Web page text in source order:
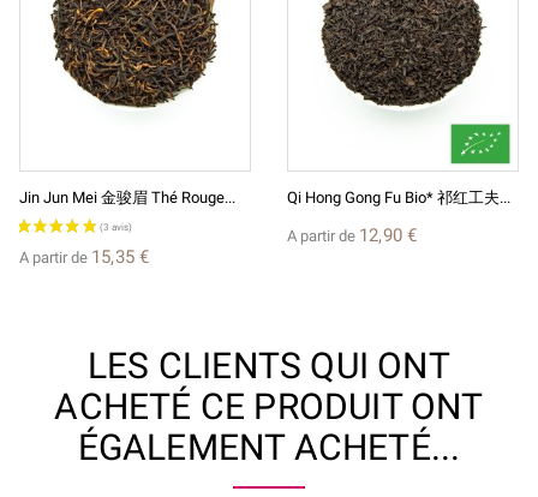
Jin Jun Mei 金骏眉 Thé Rouge...
A partir de 15,35 €
Qi Hong Gong Fu Bio* 祁红工夫...
A partir de 12,90 €
LES CLIENTS QUI ONT
ACHETÉ CE PRODUIT ONT
ÉGALEMENT ACHETÉ...